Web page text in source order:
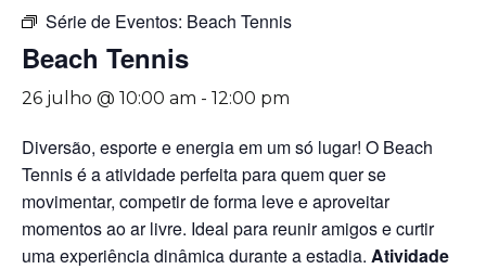
Série de Eventos: Beach Tennis
Beach Tennis
26 julho @ 10:00 am - 12:00 pm
Diversão, esporte e energia em um só lugar! O Beach
Tennis é a atividade perfeita para quem quer se
movimentar, competir de forma leve e aproveitar
momentos ao ar livre. Ideal para reunir amigos e curtir
uma experiência dinâmica durante a estadia. Atividade